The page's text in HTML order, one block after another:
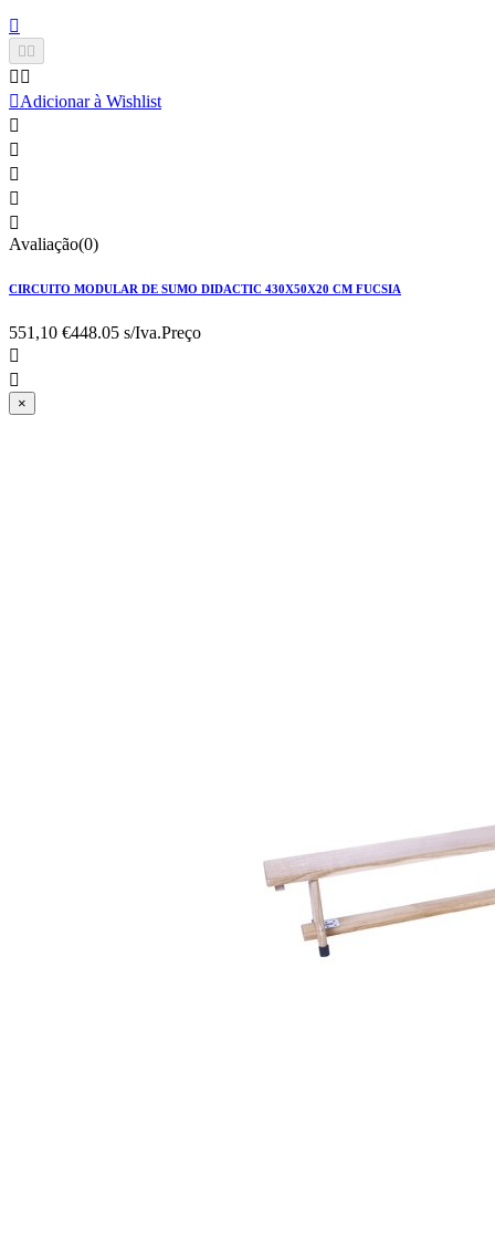

 
 
Adicionar à Wishlist





Avaliação(0)
CIRCUITO MODULAR DE SUMO DIDACTIC 430X50X20 CM FUCSIA
551,10 €448.05 s/Iva.Preço


×